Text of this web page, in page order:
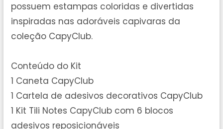
possuem estampas coloridas e divertidas
inspiradas nas adoráveis capivaras da
coleção CapyClub.
Conteúdo do Kit
1 Caneta CapyClub
1 Cartela de adesivos decorativos CapyClub
1 Kit Tili Notes CapyClub com 6 blocos
adesivos reposicionáveis